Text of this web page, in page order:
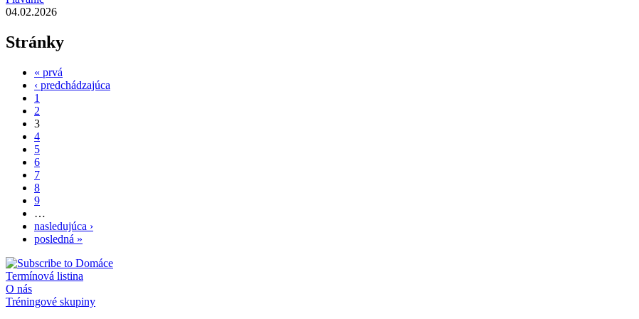
04.02.2026
Stránky
« prvá
‹ predchádzajúca
1
2
3
4
5
6
7
8
9
…
nasledujúca ›
posledná »
Termínová listina
O nás
Tréningové skupiny